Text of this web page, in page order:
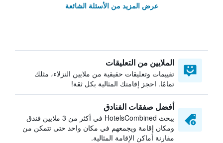
عرض المزيد من الأسئلة الشائعة
الملايين من التعليقات
تقييمات وتعليقات حقيقية من ملايين النزلاء، مثلك
تمامًا. احجز إقامتك المثالية بكل ثقة!
أفضل صفقات الفنادق
يبحث HotelsCombined في أكثر من 3 ملايين فندق
ومكان إقامة ويجمعهم في مكان واحد حتى تتمكن من
مقارنة أماكن الإقامة المثالية.